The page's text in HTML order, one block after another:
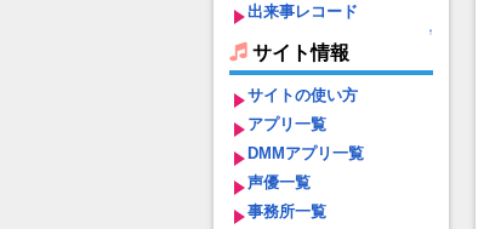
出来事レコード
↑
サイト情報
サイトの使い方
アプリ一覧
DMMアプリ一覧
声優一覧
事務所一覧